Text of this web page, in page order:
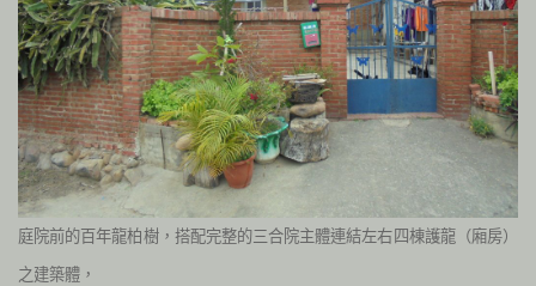
庭院前的百年龍柏樹，搭配完整的三合院主體連結左右四棟護龍（廂房）
之建築體，